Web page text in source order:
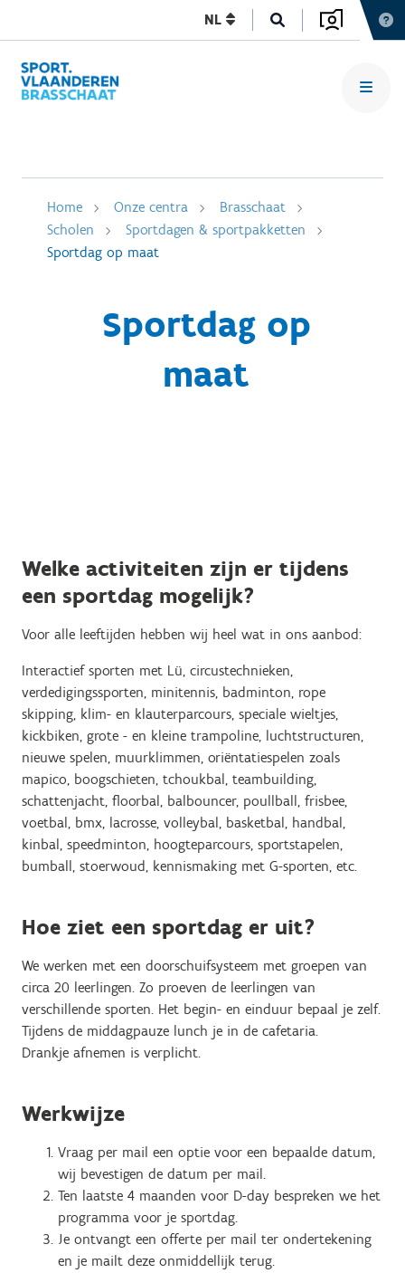
NL
Home Onze centra
Brasschaat
Scholen
Sportdagen & sportpakketten
Sportdag op maat
Sportdag op
maat
Welke activiteiten zijn er tijdens
een sportdag mogelijk?
Voor alle leeftijden hebben wij heel wat in ons aanbod:
Interactief sporten met Lü, circustechnieken,
verdedigingssporten, minitennis, badminton, rope
skipping, klim- en klauterparcours, speciale wieltjes,
kickbiken, grote - en kleine trampoline, luchtstructuren,
nieuwe spelen, muurklimmen, oriëntatiespelen zoals
mapico, boogschieten, tchoukbal, teambuilding,
schattenjacht, floorbal, balbouncer, poullball, frisbee,
voetbal, bmx, lacrosse, volleybal, basketbal, handbal,
kinbal, speedminton, hoogteparcours, sportstapelen,
bumball, stoerwoud, kennismaking met G-sporten, etc.
Hoe ziet een sportdag er uit?
We werken met een doorschuifsysteem met groepen van
circa 20 leerlingen. Zo proeven de leerlingen van
verschillende sporten. Het begin- en einduur bepaal je zelf.
Tijdens de middagpauze lunch je in de cafetaria.
Drankje afnemen is verplicht.
Werkwijze
Vraag per mail een optie voor een bepaalde datum,
wij bevestigen de datum per mail.
Ten laatste 4 maanden voor D-day bespreken we het
programma voor je sportdag.
Je ontvangt een offerte per mail ter ondertekening
en je mailt deze onmiddellijk terug.